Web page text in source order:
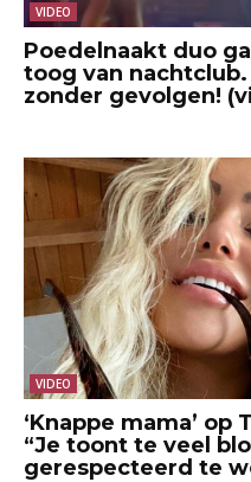
VIDEO
Poedelnaakt duo
toog van
zonder gevolgen!
VIDEO
‘Knappe mama’
“Je toont te veel
gerespecteerd te